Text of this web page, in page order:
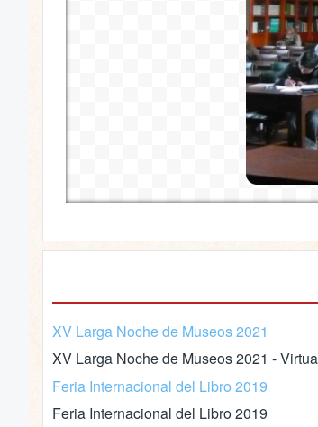
XV Larga Noche de Museos 2021
XV Larga Noche de Museos 2021 -
Feria Internacional del Libro 2019
Feria Internacional del Libro 2019